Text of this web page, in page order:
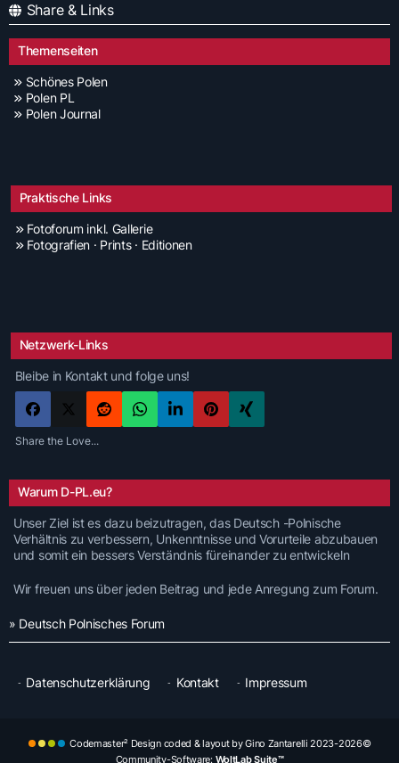
Share & Links
Themenseiten
Schönes Polen
Polen PL
Polen Journal
Praktische Links
Fotoforum inkl. Gallerie
Fotografien · Prints · Editionen
Netzwerk-Links
Bleibe in Kontakt und folge uns!
Share the Love...
Warum D-PL.eu?
Unser Ziel ist es dazu beizutragen, das Deutsch -Polnische
Verhältnis zu verbessern, Unkenntnisse und Vorurteile abzubauen
und somit ein bessers Verständnis füreinander zu entwickeln
Wir freuen uns über jeden Beitrag und jede Anregung zum Forum.
» Deutsch Polnisches Forum
Datenschutzerklärung Kontakt Impressum
Codemaster² Design coded & layout by Gino Zantarelli 2023-2026©
Community-Software: WoltLab Suite™